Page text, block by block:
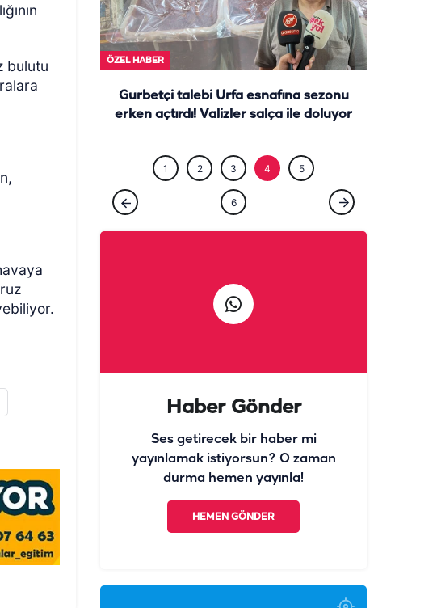
bulutu
ÖZEL HABER
Gurbetçi talebi Urfa esnafına sezonu
erken açtırdı! Valizler salça ile doluyor
1 2 3 4 5
6
Haber Gönder
Ses getirecek bir haber mi
yayınlamak istiyorsun? O zaman
durma hemen yayınla!
HEMEN GÖNDER